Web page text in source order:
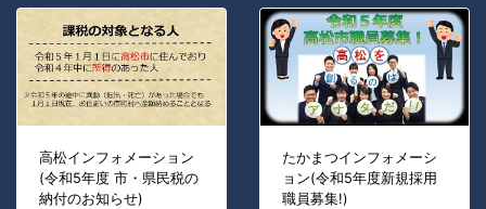
高松インフォメーション
(令和5年度 市・県民税の
納付のお知らせ)
たかまつインフォメーシ
ョン(令和5年度新規採用
職員募集!)